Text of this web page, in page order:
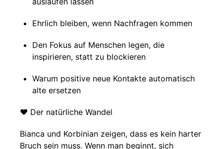
Ehrlich bleiben, wenn Nachfragen kommen
Den Fokus auf Menschen legen, die
inspirieren, statt zu blockieren
Warum positive neue Kontakte automatisch
alte ersetzen
❤️ Der natürliche Wandel
Bianca und Korbinian zeigen, dass es kein harter
Bruch sein muss. Wenn man beginnt, sich